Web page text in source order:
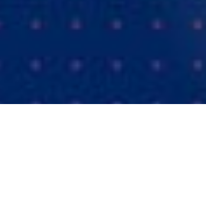
Single image